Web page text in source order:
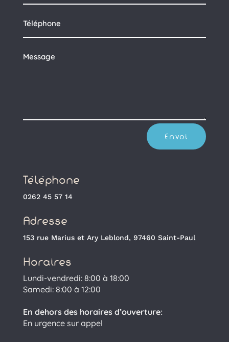
Envoi
Téléphone
0262 45 57 14
Adresse
153 rue Marius et Ary Leblond, 97460 Saint-Paul
Horaires
Lundi-vendredi: 8:00 à 18:00
Samedi: 8:00 à 12:00
En dehors des horaires d’ouverture:
En urgence sur appel